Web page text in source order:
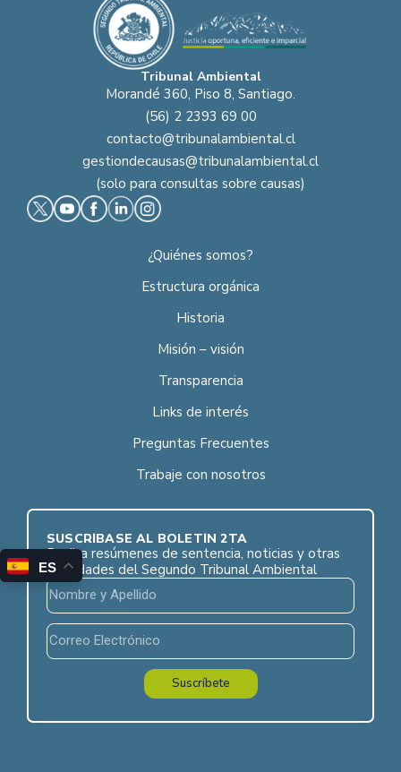
Tribunal Ambiental
Morandé 360, Piso 8, Santiago.
(56) 2 2393 69 00
contacto@tribunalambiental.cl
gestiondecausas@tribunalambiental.cl
(solo para consultas sobre causas)
¿Quiénes somos?
Estructura orgánica
Historia
Misión – visión
Transparencia
Links de interés
Preguntas Frecuentes
Trabaje con nosotros
SUSCRÍBASE AL BOLETÍN 2TA
Reciba resúmenes de sentencia, noticias y otras
novedades del Segundo Tribunal Ambiental
Suscríbete
ES